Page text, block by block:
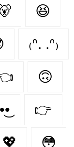
😆
₍ᐢ. .ᐢ₎
🙃
•͜• 👉
💖 😳